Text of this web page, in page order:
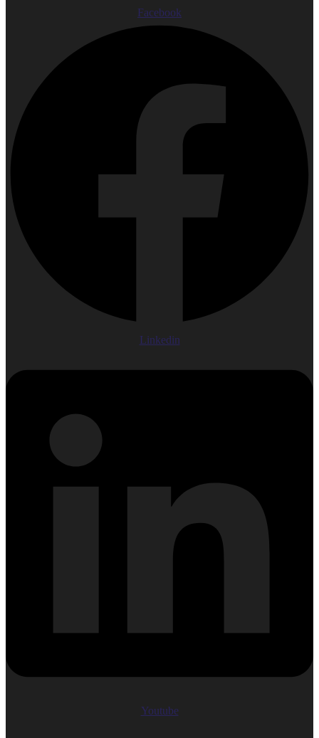
Facebook
Linkedin
Youtube